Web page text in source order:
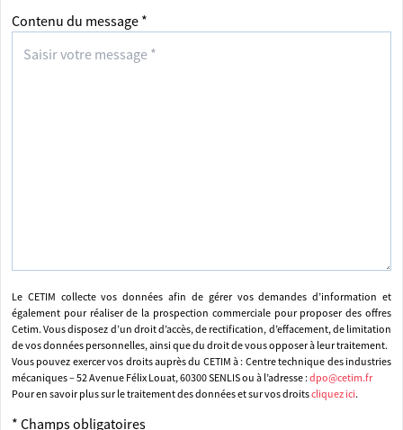
Contenu du message *
Le CETIM collecte vos données afin de gérer vos demandes d’information et
également pour réaliser de la prospection commerciale pour proposer des offres
Cetim. Vous disposez d’un droit d’accès, de rectification, d’effacement, de limitation
de vos données personnelles, ainsi que du droit de vous opposer à leur traitement.
Vous pouvez exercer vos droits auprès du CETIM à : Centre technique des industries
mécaniques – 52 Avenue Félix Louat, 60300 SENLIS ou à l’adresse : dpo@cetim.fr
Pour en savoir plus sur le traitement des données et sur vos droitscliquez ici.
* Champs obligatoires